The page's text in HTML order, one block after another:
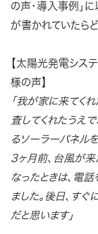
の声・導入事例」
が書かれていたら
【太陽光発電シス
様の声】
「我が家に来てく
査してくれたうえ
るソーラーパネル
3ヶ月前、台風が
なったときは、電
ました。後日、す
だと思います」